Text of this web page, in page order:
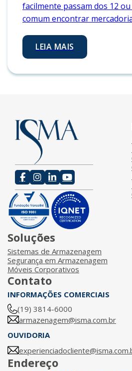
facilmente passam dos 12
comum encontrar
LEIA MAIS
Soluções
Sistemas de Armazenagem
Segurança em Armazenagem
Móveis Corporativos
Contato
INFORMAÇÕES COMERCIAIS
(19) 3814-6000
armazenagem@isma.com.br
OUVIDORIA
Endereço